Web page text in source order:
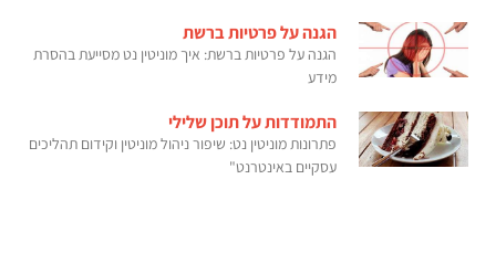
הגנה על פרטיות ברשת
הגנה על פרטיות ברשת: איך מוניטין נט מסייעת בהסרת
מידע
התמודדות על תוכן שלילי
פתרונות מוניטין נט: שיפור ניהול מוניטין וקידום תהליכים
עסקיים באינטרנט"